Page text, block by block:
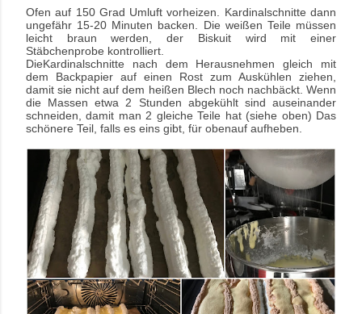
Ofen auf 150 Grad Umluft vorheizen. Kardinalschnitte dann
ungefähr 15-20 Minuten backen. Die weißen Teile müssen
leicht braun werden, der Biskuit wird mit einer
Stäbchenprobe kontrolliert.
DieKardinalschnitte nach dem Herausnehmen gleich mit
dem Backpapier auf einen Rost zum Auskühlen ziehen,
damit sie nicht auf dem heißen Blech noch nachbäckt. Wenn
die Massen etwa 2 Stunden abgekühlt sind auseinander
schneiden, damit man 2 gleiche Teile hat (siehe oben) Das
schönere Teil, falls es eins gibt, für obenauf aufheben.